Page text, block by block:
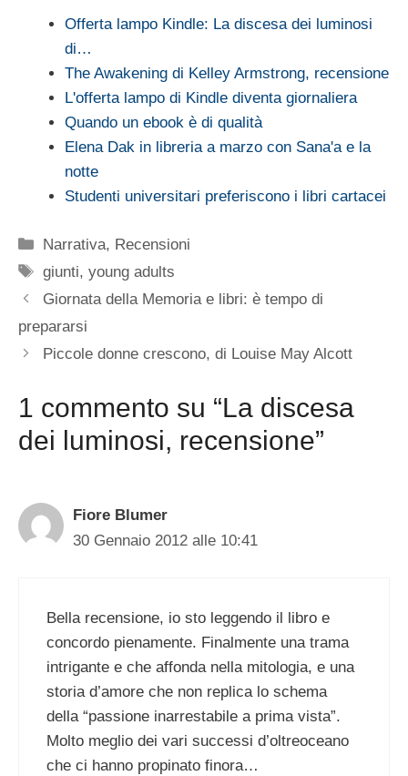
Offerta lampo Kindle: La discesa dei luminosi
di…
The Awakening di Kelley Armstrong, recensione
L'offerta lampo di Kindle diventa giornaliera
Quando un ebook è di qualità
Elena Dak in libreria a marzo con Sana'a e la
notte
Studenti universitari preferiscono i libri cartacei
Categorie
Narrativa, Recensioni
Tag
giunti,young adults
Giornata della Memoria e libri: è tempo di
prepararsi
Piccole donne crescono, di Louise May Alcott
1 commento su “La discesa
dei luminosi, recensione”
Fiore Blumer
30 Gennaio 2012 alle 10:41
Bella recensione, io sto leggendo il libro e
concordo pienamente. Finalmente una trama
intrigante e che affonda nella mitologia, e una
storia d’amore che non replica lo schema
della “passione inarrestabile a prima vista”.
Molto meglio dei vari successi d’oltreoceano
che ci hanno propinato finora…